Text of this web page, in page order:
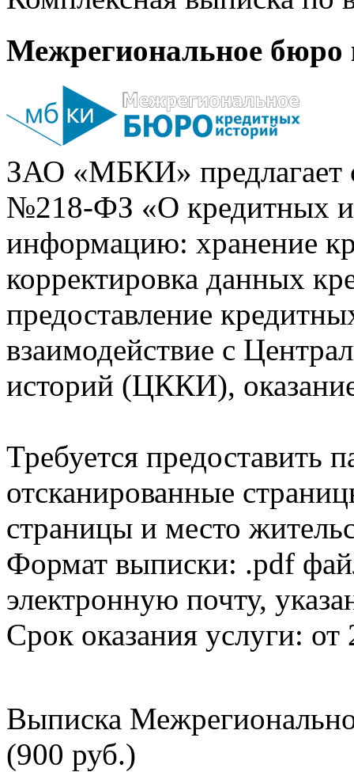
Межрегиональное бюро
ЗАО «МБКИ» предлагает
№218-ФЗ «О кредитных
информацию: хранение
корректировка данных
предоставление
взаимодействие с
историй (ЦККИ),
Требуется предоставить
отсканированные
страницы и место
Формат выписки: .pdf
электронную почту,
Срок оказания услуги: от
Выписка
(900 руб.)